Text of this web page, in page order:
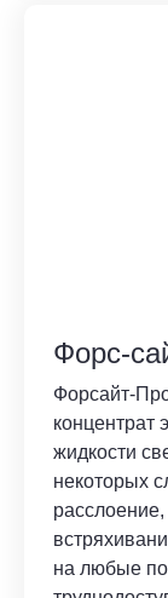
Форс-
Форсайт-
концентрат
жидкости
некоторых
на любые